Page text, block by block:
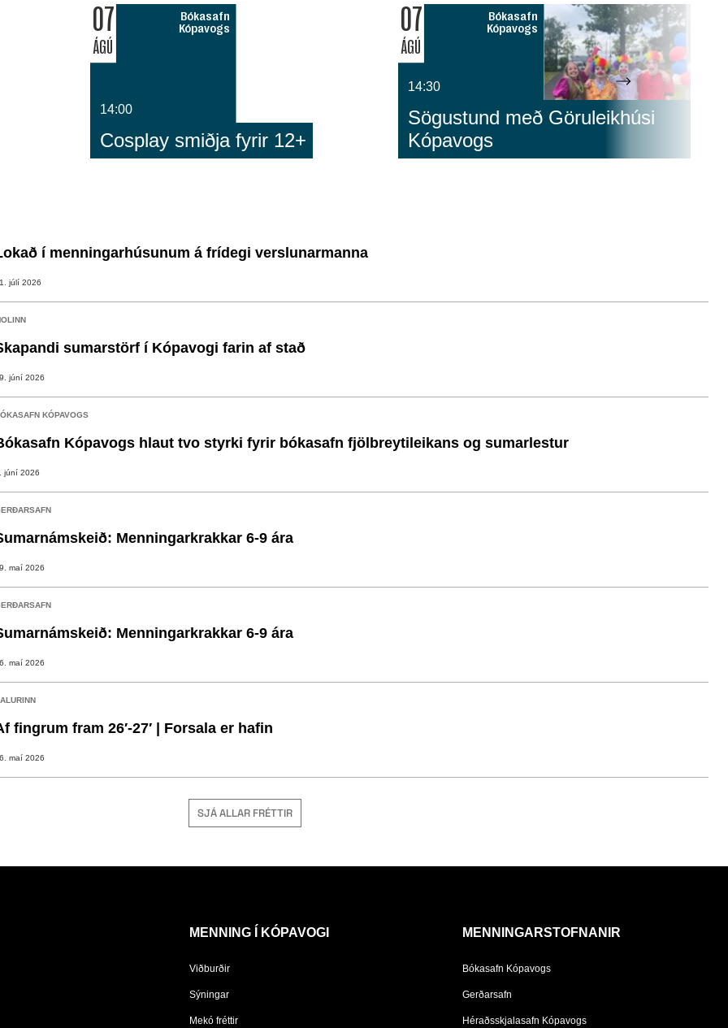
07
ÁGÚ
Bókasafn
Kópavogs
14:00
Cosplay smiðja fyrir 12+
07
ÁGÚ
Bókasafn
Kópavogs
14:30
Sögustund með Göruleikhúsi
Kópavogs
í menningarhúsunum á frídegi verslunarmanna
júlí 2026
sumarstörf í Kópavogi farin af stað
júní 2026
KÓPAVOGS
Kópavogs hlaut tvo styrki fyrir bókasafn fjölbreytileikans og sumarlestur
júní 2026
Menningarkrakkar 6-9 ára
maí 2026
Menningarkrakkar 6-9 ára
maí 2026
fingrum fram 26′-27′ | Forsala er hafin
maí 2026
SJÁ ALLAR FRÉTTIR
MENNING Í KÓPAVOGI
Viðburðir
Sýningar
Mekó fréttir
MENNINGARSTOFNANIR
Bókasafn Kópavogs
Gerðarsafn
Héraðsskjalasafn Kópavogs